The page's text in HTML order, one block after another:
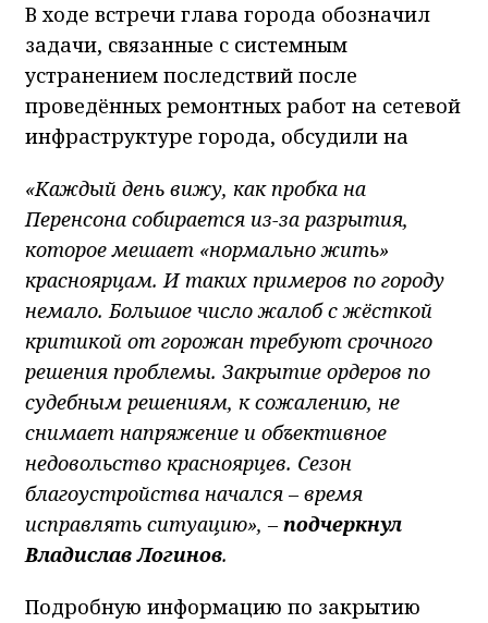
В ходе встречи глава города обозначил
задачи, связанные с системным
устранением последствий после
проведённых ремонтных работ на сетевой
инфраструктуре города, обсудили на
«Каждый день вижу, как пробка на
Перенсона собирается из-за разрытия,
которое мешает «нормально жить»
красноярцам. И таких примеров по городу
немало. Большое число жалоб с жёсткой
критикой от горожан требуют срочного
решения проблемы. Закрытие ордеров по
судебным решениям, к сожалению, не
снимает напряжение и объективное
недовольство красноярцев. Сезон
благоустройства начался – время
исправлять ситуацию», –подчеркнул
Владислав Логинов.
Подробную информацию по закрытию